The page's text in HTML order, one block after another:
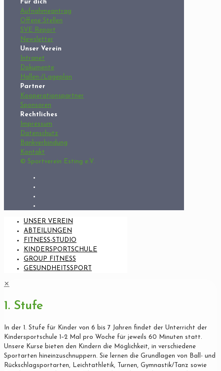
Für dich
Aufnahmeantrag
Offene Stellen
SVE Report
Newsletter
Unser Verein
Intranet
Dokumente
Hallen-/Lageplan
Partner
Kooperationspartner
Sponsoren
Rechtliches
Impressum
Datenschutz
Bankverbindung
Kontakt
© Sportverein Esting e.V.
UNSER VEREIN
ABTEILUNGEN
FITNESS-STUDIO
KINDERSPORTSCHULE
GROUP FITNESS
GESUNDHEITSSPORT
✕
1. Stufe
In der 1. Stufe für Kinder von 6 bis 7 Jahren findet der Unterricht der
Kindersportschule 1–2 Mal pro Woche für jeweils 60 Minuten statt.
Unsere Kurse bieten den Kindern die Möglichkeit, in verschiedene
Sportarten hineinzuschnuppern. Sie lernen die Grundlagen von Ball- und
Rückschlagsportarten, Leichtathletik, Turnen, Gymnastik/Tanz sowie